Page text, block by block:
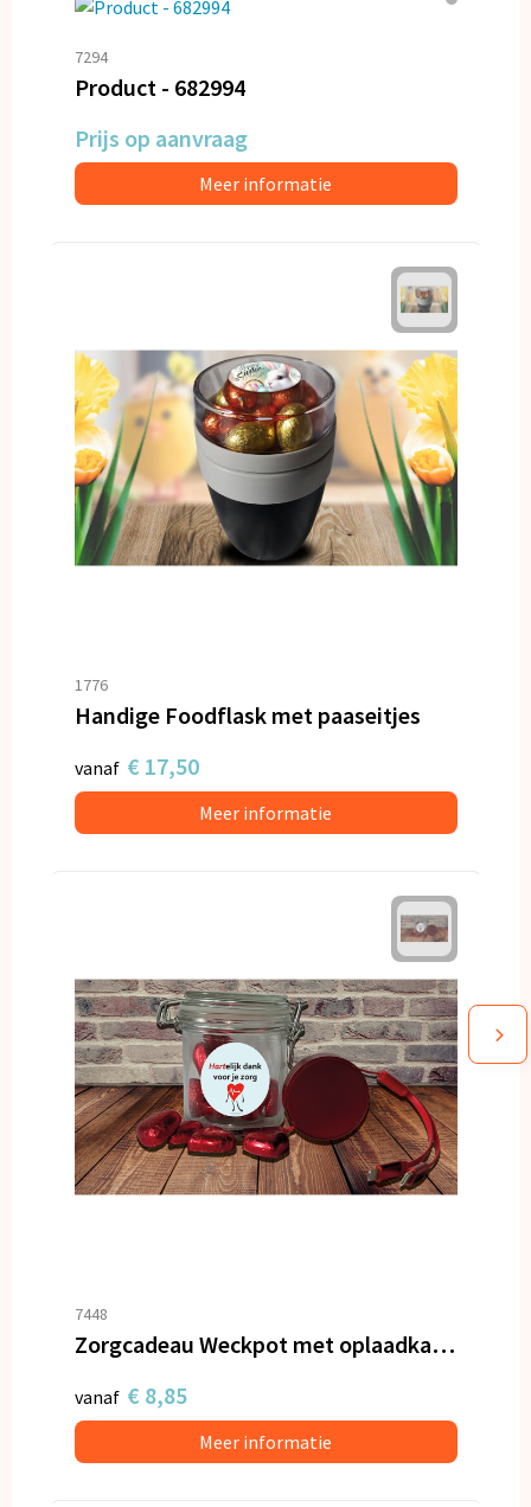
7294
Product - 682994
Prijs op aanvraag
Meer informatie
1776
Handige Foodflask met paaseitjes
vanaf € 17,50
Meer informatie
7448
Zorgcadeau Weckpot met oplaadkabel en hartjes
vanaf € 8,85
Meer informatie